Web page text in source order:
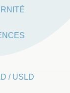
/ USLD